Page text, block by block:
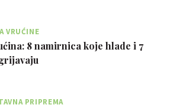
VRUĆINE
8 namirnica koje hlade i 7
PRIPREMA